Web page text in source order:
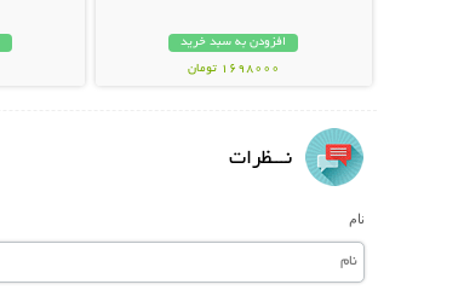
افزودن به سبد خرید
1698000 تومان
نـــظرات
نام